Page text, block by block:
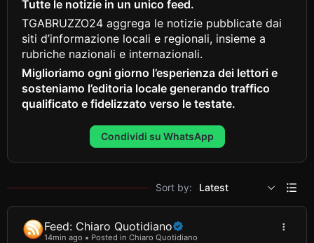
Tutte le notizie in un unico feed.
TGABRUZZO24 aggrega le notizie pubblicate dai
siti d’informazione locali e regionali, insieme a
rubriche nazionali e internazionali.
Miglioriamo ogni giorno l’esperienza dei lettori e
sosteniamo l’editoria locale generando traffico
qualificato e fidelizzato verso le testate.
Condividi su WhatsApp
Sort by: Latest
Feed: Chiaro Quotidiano
14min ago Posted in Chiaro Quotidiano